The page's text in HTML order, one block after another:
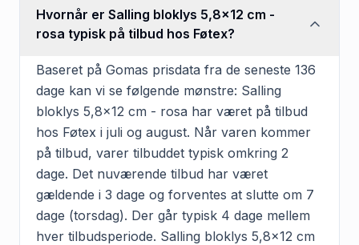
Hvornår er Salling bloklys 5,8x12 cm -
rosa typisk på tilbud hos Føtex?
Baseret på Gomas prisdata fra de seneste 136
dage kan vi se følgende mønstre: Salling
bloklys 5,8x12 cm - rosa har været på tilbud
hos Føtex i juli og august. Når varen kommer
på tilbud, varer tilbuddet typisk omkring 2
dage. Det nuværende tilbud har været
gældende i 3 dage og forventes at slutte om 7
dage (torsdag). Der går typisk 4 dage mellem
hver tilbudsperiode. Salling bloklys 5,8x12 cm